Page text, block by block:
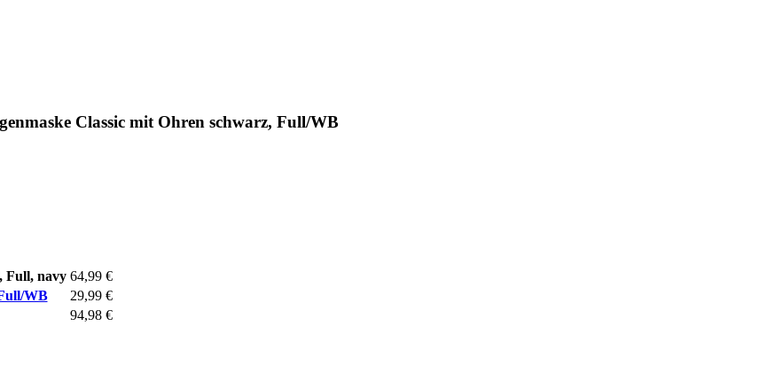
Classic mit Ohren schwarz, Full/WB
Full, navy 64,99 €
WB
29,99 €
94,98 €